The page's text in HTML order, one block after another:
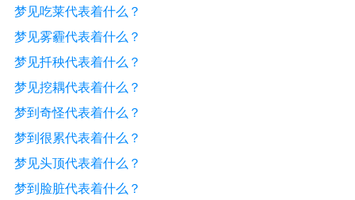
梦见吃莱代表着什么？
梦见雾霾代表着什么？
梦见扦秧代表着什么？
梦见挖耦代表着什么？
梦到奇怪代表着什么？
梦到很累代表着什么？
梦见头顶代表着什么？
梦到脸脏代表着什么？